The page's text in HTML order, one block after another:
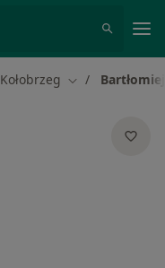
Kołobrzeg Zmień miasto